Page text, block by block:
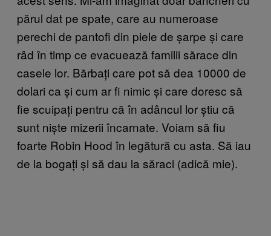
părul dat pe spate, care au numeroase
perechi de pantofi din piele de șarpe și care
râd în timp ce evacuează familii sărace din
casele lor. Bărbați care pot să dea 10000 de
dolari ca și cum ar fi nimic și care doresc să
fie scuipați pentru că în adâncul lor știu că
sunt niște mizerii încarnate. Voiam să fiu
foarte Robin Hood în legătură cu asta. Să iau
de la bogați și să dau la săraci (adică mie).